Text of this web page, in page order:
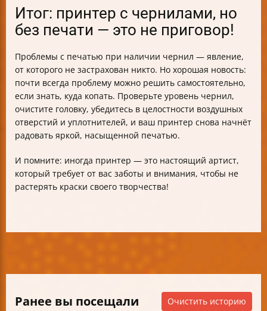
Итог: принтер с чернилами, но
без печати — это не приговор!
Проблемы с печатью при наличии чернил — явление,
от которого не застрахован никто. Но хорошая новость:
почти всегда проблему можно решить самостоятельно,
если знать, куда копать. Проверьте уровень чернил,
очистите головку, убедитесь в целостности воздушных
отверстий и уплотнителей, и ваш принтер снова начнёт
радовать яркой, насыщенной печатью.
И помните: иногда принтер — это настоящий артист,
который требует от вас заботы и внимания, чтобы не
растерять краски своего творчества!
Ранее вы посещали Очистить историю